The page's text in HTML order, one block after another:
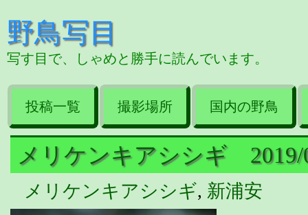
野鳥写目
写す目で、しゃめと勝手に読んでいます。
投稿一覧 撮影場所 国内の野鳥
メリケンキアシシギ 2019/
メリケンキアシシギ, 新浦安